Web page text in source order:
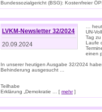
Bundessozialgericht (BSG): Kostenfreier
LVKM-Newsletter 32/2024
20.09.2024
…
UN-
Tag
Laufe
einen
In unserer heutigen Ausgabe 32/2024
Behinderung ausgesucht ...
Teilhabe
Erklärung „Demokratie ... [ mehr]